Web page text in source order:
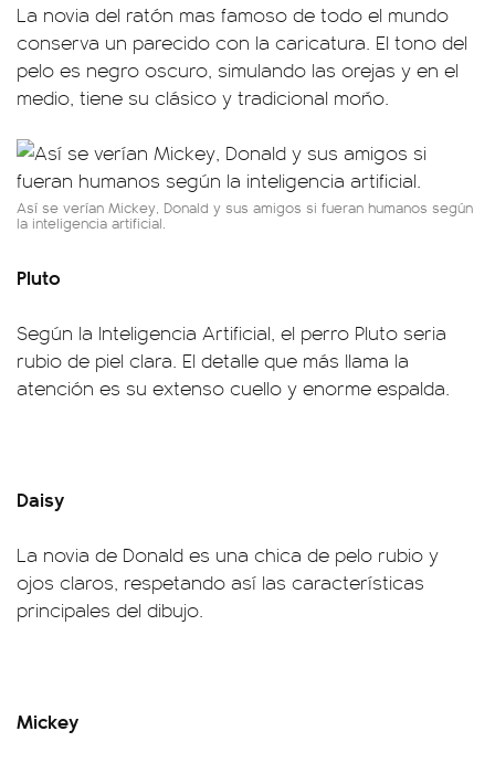
La novia del ratón mas famoso de todo el mundo
conserva un parecido con la caricatura. El tono del
pelo es negro oscuro, simulando las orejas y en el
medio, tiene su clásico y tradicional moño.
Así se verían Mickey, Donald y sus amigos si fueran humanos según
la inteligencia artificial.
Pluto
Según la Inteligencia Artificial, el perro Pluto seria
rubio de piel clara. El detalle que más llama la
atención es su extenso cuello y enorme espalda.
Daisy
La novia de Donald es una chica de pelo rubio y
ojos claros, respetando así las características
principales del dibujo.
Mickey